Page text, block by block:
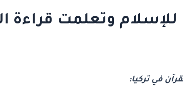
وتعلمت قراءة
في تركيا: